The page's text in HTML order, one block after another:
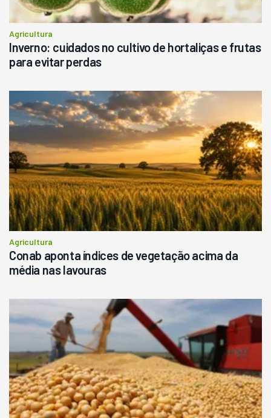
Agricultura
Inverno: cuidados no cultivo de hortaliças e frutas
para evitar perdas
Agricultura
Conab aponta índices de vegetação acima da
média nas lavouras